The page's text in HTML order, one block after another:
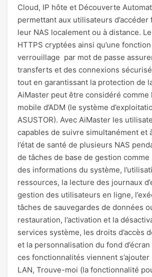
Cloud, IP hôte et Découverte
permettant aux utilisateurs d’accéder
leur NAS localement ou à distance.
HTTPS cryptées ainsi qu’une
verrouillage par mot de passe
transferts et des connexions
tout en garantissant la protection de
AiMaster peut être considéré comme
mobile d’ADM (le système
ASUSTOR). Avec AiMaster les
capables de suivre simultanément et
l’état de santé de plusieurs NAS
de tâches de base de gestion
des informations du système,
ressources, la lecture des journaux
gestion des utilisateurs en ligne,
tâches de sauvegardes de données
restauration, l’activation et la
services système, les droits d’accès
et la personnalisation du fond d’écran
ces fonctionnalités viennent
LAN, Trouve-moi (la fonctionnalité